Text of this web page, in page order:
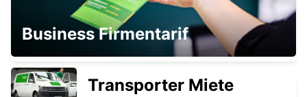
SYDNEY CAMPBELLTOWN
CAMPBELLTOWN - AUSTRALIA
Business Firmentarif
Transporter Miete